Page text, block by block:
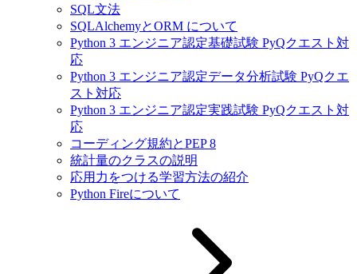
SQL文法
SQLAlchemyとORM について
Python 3 エンジニア認定基礎試験 PyQクエスト対
応
Python 3 エンジニア認定データ分析試験 PyQクエ
スト対応
Python 3 エンジニア認定実践試験 PyQクエスト対
応
コーディング規約とPEP 8
統計量のクラスの説明
応用力をつける学習方法の紹介
Python Fireについて